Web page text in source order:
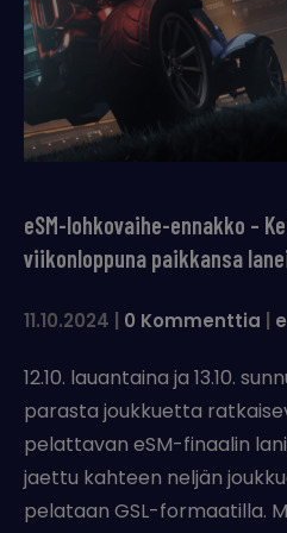
eSM-lohkovaihe-ennakko –
viikonloppuna paikkansa
11.10.2024 0 Kommenttia
12.10. lauantaina ja 13.10.
parasta joukkuetta
pelattavan eSM-finaalin
jaettu kahteen neljän
pelataan GSL-formaatilla.